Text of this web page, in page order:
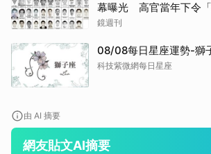
幕曝光 高官當年下令「
逮
鏡週刊
08/08每日星座運勢-獅
科技紫微網每日星座
由 AI 摘要
網友貼文AI摘要